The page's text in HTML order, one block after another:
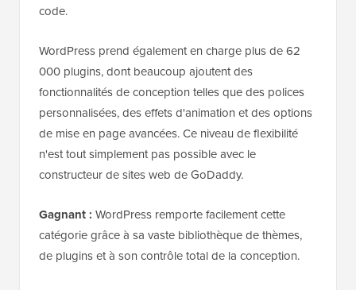
code.
WordPress prend également en charge plus de 62
000 plugins, dont beaucoup ajoutent des
fonctionnalités de conception telles que des polices
personnalisées, des effets d'animation et des options
de mise en page avancées. Ce niveau de flexibilité
n'est tout simplement pas possible avec le
constructeur de sites web de GoDaddy.
Gagnant : WordPress remporte facilement cette
catégorie grâce à sa vaste bibliothèque de thèmes,
de plugins et à son contrôle total de la conception.